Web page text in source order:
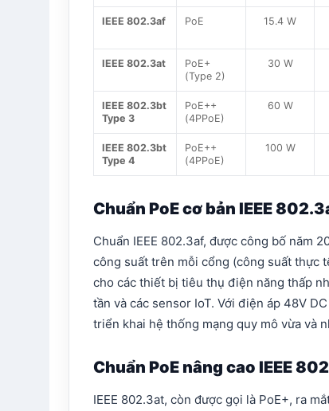
IEEE 802.3af PoE 15.4 W
IEEE 802.3at
PoE+
(Type 2)
30 W
IEEE 802.3bt
Type 3
PoE++
(4PPoE)
60 W
IEEE 802.3bt
Type 4
PoE++
(4PPoE)
100 W
Chuẩn PoE cơ bản IEEE
Chuẩn IEEE 802.3af, được công bố năm
công suất trên mỗi cổng (công suất thực
cho các thiết bị tiêu thụ điện năng thấp
tần và các sensor IoT. Với điện áp 48V
triển khai hệ thống mạng quy mô vừa và
Chuẩn PoE nâng cao IEEE
IEEE 802.3at, còn được gọi là PoE+, ra